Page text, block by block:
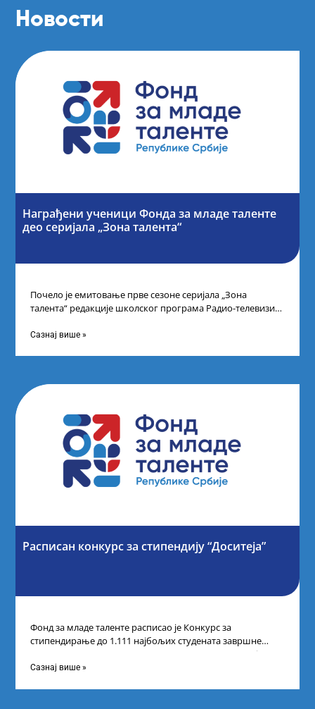
Новости
Награђени ученици Фонда за младе таленте
део серијала „Зона талента“
Почело је емитовање прве сезоне серијала „Зона
талента“ редакције школског програма Радио-телевизије
Сазнај више »
Расписан конкурс за стипендију “Доситеја”
Фонд за младе таленте расписао је Конкурс за
стипендирање до 1.111 најбољих студената завршне
године основних и интегрисаних академских студија
Сазнај више »